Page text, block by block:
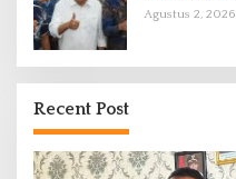
Terpadu
Agustus 2, 2026
Recent Post